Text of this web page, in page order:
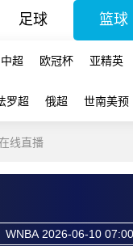
足球 篮球
中超 欧冠杯 亚精英
罗超 俄超 世南美预
线直播
WNBA 2026-06-10